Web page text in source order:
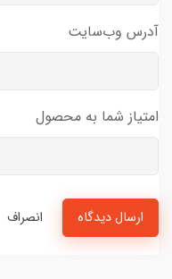
آدرس وب‌سایت
امتیاز شما به محصول
ارسال دیدگاه انصراف